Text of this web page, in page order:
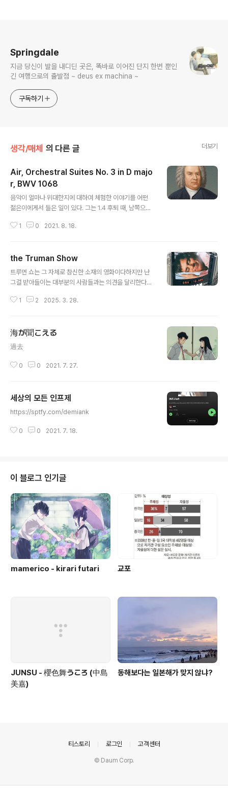
Springdale
지금 당신이 발을 내디딘 곳은, 똑바로 이어진 단지 한번 뿐인
긴 여행으로의 출발점 ~ deus ex machina ~
구독하기
생각/매체 의 다른 글 더보기
Air, Orchestral Suites No. 3 in D majo
r, BWV 1068
음악이 얼마나 위대한지에 대하여 체험한 이야기를 어떤
젊은이에게서 들은 일이 있다. 그는 1.4 후퇴 때, 남쪽으로
는 이 화물차는 수라장을 이루고 있었다. 음악을 좋아하던
려 넣고 이 피난 열차에 올랐었다. 제대로 달리지 못하던 차
가 덜커덩하고 또 섰다. 사람들은 다시 웅성거리기 시작했
다. 매서운 겨울바람이 부는 허허벌판에서 몇 시간을 또 지
꺼냈다. 그는 축음기에 레코오드를 얹고 바늘을 올려놓았
1 0 2021. 8. 18.
the Truman Show
트루먼 쇼는 그 자체로 참신한 소재의 영화이다하지만 난
그걸 받아들이는 대부분의 사람들과는 의견을 달리한다트
제로 일어나는 일이라고 해도 그와 갈은 삶을 살 확률은 확
것이 좋을것 같다. 트루먼의 경우는 그 세상이 조작된 것임
을 어느순간 알아차렸고, 본인의 힘으로 노력해서 그걸 벗
있어서 너에게 그렇게 잘하지도 않지만, 또 그렇게 잘못하
1 2 2025. 3. 28.
海が聞こえる
過去
0 0 2021. 7. 27.
세상의 모든 인프제
https://sptfy.com/demiank
0 0 2021. 7. 18.
이 블로그 인기글
mamerico - kirari futari 교포
JUNSU - 櫻色舞うころ (中島
美嘉)
동해보다는 일본해가 맞지 않냐?
티스토리 로그인 고객센터
© Daum Corp.